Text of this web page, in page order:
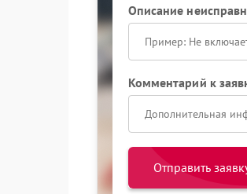
Описание
Комментарий к
Отправить